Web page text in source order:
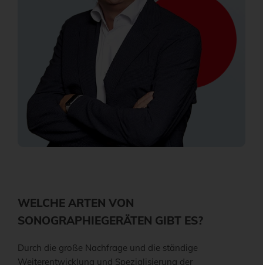
WELCHE ARTEN VON
SONOGRAPHIEGERÄTEN GIBT ES?
Durch die große Nachfrage und die ständige
Weiterentwicklung und Spezialisierung der